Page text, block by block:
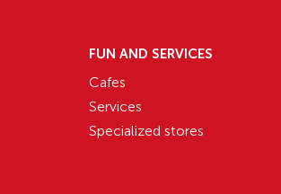
FUN AND SERVICES
Cafes
Services
Specialized stores